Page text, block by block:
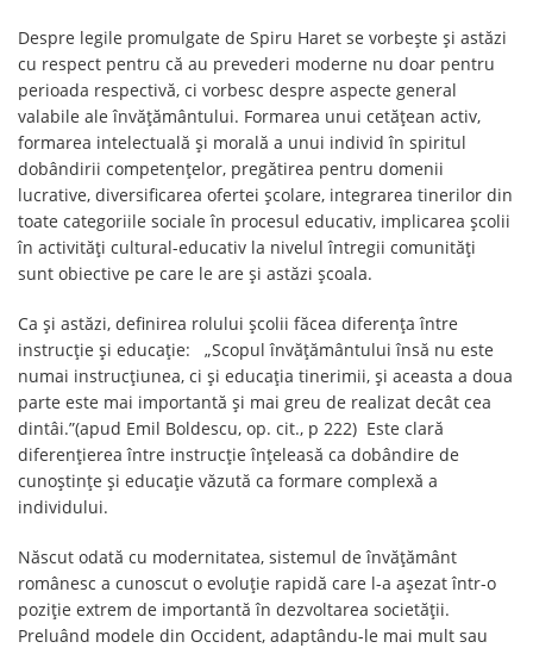
Despre legile promulgate de Spiru Haret se vorbește și astăzi
cu respect pentru că au prevederi moderne nu doar pentru
perioada respectivă, ci vorbesc despre aspecte general
valabile ale învățământului. Formarea unui cetățean activ,
formarea intelectuală și morală a unui individ în spiritul
dobândirii competențelor, pregătirea pentru domenii
lucrative, diversificarea ofertei școlare, integrarea tinerilor din
toate categoriile sociale în procesul educativ, implicarea școlii
în activități cultural-educativ la nivelul întregii comunități
sunt obiective pe care le are și astăzi școala.
Ca și astăzi, definirea rolului școlii făcea diferența între
instrucție și educație: „Scopul învățământului însă nu este
numai instrucțiunea, ci și educația tinerimii, și aceasta a doua
parte este mai importantă și mai greu de realizat decât cea
dintâi.”(apud Emil Boldescu, op. cit., p 222) Este clară
diferențierea între instrucție înțeleasă ca dobândire de
cunoștințe și educație văzută ca formare complexă a
individului.
Născut odată cu modernitatea, sistemul de învățământ
românesc a cunoscut o evoluție rapidă care l-a așezat într-o
poziție extrem de importantă în dezvoltarea societății.
Preluând modele din Occident, adaptându-le mai mult sau